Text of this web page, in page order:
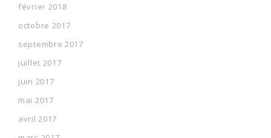
février 2018
octobre 2017
septembre 2017
juillet 2017
juin 2017
mai 2017
avril 2017